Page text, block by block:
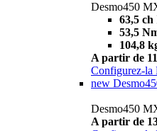
Desmo450
63,5 ch
53,5
104,8
A partir de
Configurez-la
new
Desmo450
A partir de